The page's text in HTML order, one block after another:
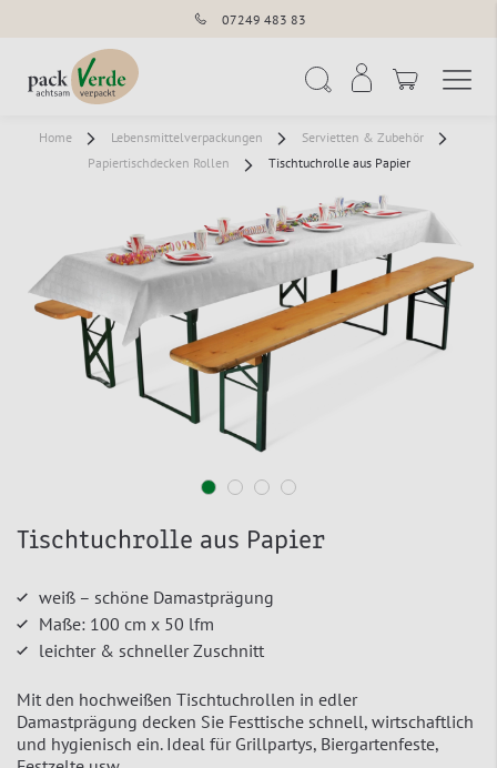
07249 483 83
Home Lebensmittelverpackungen
Servietten & Zubehör
Papiertischdecken Rollen
Tischtuchrolle aus Papier
Tischtuchrolle aus Papier
weiß – schöne Damastprägung
Maße: 100 cm x 50 lfm
leichter & schneller Zuschnitt
Mit den hochweißen Tischtuchrollen in edler
Damastprägung decken Sie Festtische schnell, wirtschaftlich
und hygienisch ein. Ideal für Grillpartys, Biergartenfeste,